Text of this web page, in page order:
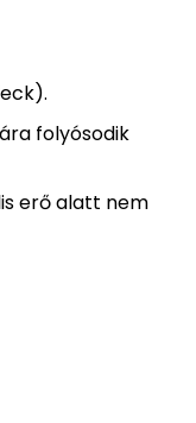
folyósodik
erő alatt nem